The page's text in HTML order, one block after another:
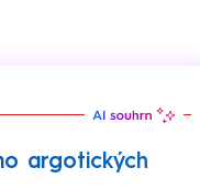
argotických